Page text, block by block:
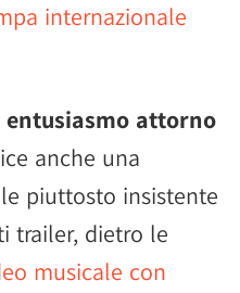
internazionale
entusiasmo attorno
anche una
piuttosto insistente
trailer, dietro le
musicale con